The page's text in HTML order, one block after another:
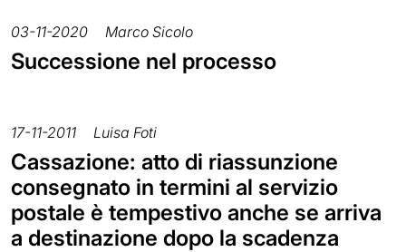
03-11-2020 Marco Sicolo
Successione nel processo
17-11-2011 Luisa Foti
Cassazione: atto di riassunzione
consegnato in termini al servizio
postale è tempestivo anche se arriva
a destinazione dopo la scadenza